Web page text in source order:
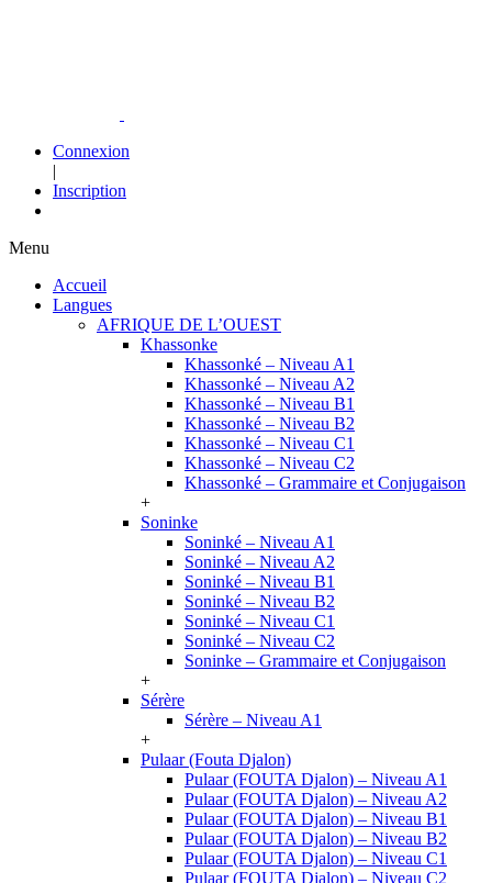
Connexion
|
Inscription
Menu
Accueil
Langues
AFRIQUE DE L’OUEST
Khassonke
Khassonké – Niveau A1
Khassonké – Niveau A2
Khassonké – Niveau B1
Khassonké – Niveau B2
Khassonké – Niveau C1
Khassonké – Niveau C2
Khassonké – Grammaire et Conjugaison
+
Soninke
Soninké – Niveau A1
Soninké – Niveau A2
Soninké – Niveau B1
Soninké – Niveau B2
Soninké – Niveau C1
Soninké – Niveau C2
Soninke – Grammaire et Conjugaison
+
Sérère
Sérère – Niveau A1
+
Pulaar (Fouta Djalon)
Pulaar (FOUTA Djalon) – Niveau A1
Pulaar (FOUTA Djalon) – Niveau A2
Pulaar (FOUTA Djalon) – Niveau B1
Pulaar (FOUTA Djalon) – Niveau B2
Pulaar (FOUTA Djalon) – Niveau C1
Pulaar (FOUTA Djalon) – Niveau C2